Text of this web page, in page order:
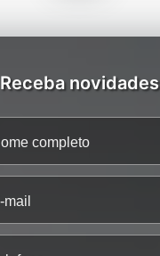
Receba novidades